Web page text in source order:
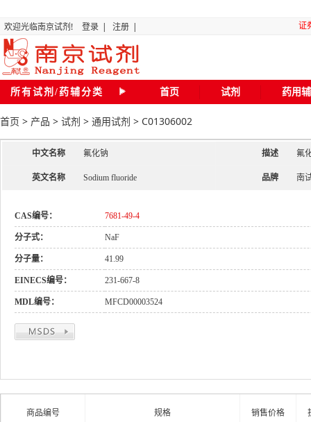
“关于
全国化
磷
2024
欢迎光临南京试剂! 登录 | 注册 | 证
所有试剂/药辅分类 首页 试剂 药用
首页 > 产品 > 试剂 > 通用试剂 > C01306002
中文名称 氟化钠 描述 氟
英文名称 Sodium fluoride 品牌 南
CAS编号： 7681-49-4
分子式： NaF
分子量： 41.99
EINECS编号： 231-667-8
MDL编号： MFCD00003524
商品编号 规格 销售价格